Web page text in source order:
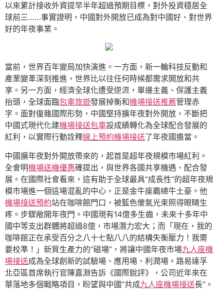
以來累計接收外資提早半年超過預期目標，對外投資穩居全
球前三……事實證明，中國對外開放已成為對中國好、對世界
好的年夜事業。
當前，世界百年變局加快演進。一方面，新一輪科技反動和
產業變革深刻推進，世界比以往任何時候都需求開放和共
享。另一方面，經濟全球化遭受逆流，單邊主義、保護主義
抬頭，全球面臨包車旅遊發展掉衡和機場接送推薦管理赤
字。面對復雜國際形勢，中國堅持擴年夜對外開放，不斷把
中國式現代化建機場接送包車設成績轉化為全球配合發展的
紅利，以實際行動詮釋線上預約機場接送了年夜國擔當。
中國擴年夜對外開放帶來的，起首是超年夜規模市場紅利。
全會明機場送機優惠確提出，與世界各國共享機遇、配合發
展。在國際社會看來，這有助于全球最具“成長性”的超年夜規
模市場進一個這場混亂的中心，正是金牛座霸總牛土豪。他
機場接送預約站在咖啡館門口，被藍色傻氣光束照得眼睛生
疼。步驟敞開年夜門。中國現有14億多生齒，未來十多年中
國中等支出群體將超過8億，市場潛力宏大；而「現在，我的
咖啡館正在承受百分之八十七點八八的結構失衡壓力！我需
要校準！」新質生產力的“磁場”，將讓中國年夜市場九人座機
場接送成為全球創新的試驗場、應用場、利潤場。路易達孚
北亞區首席執行官陳嘉淵告訴《國際銳評》，公司近年來在
華落地多個戰略項目，盼望與中國“共成九人座機場接送長”。